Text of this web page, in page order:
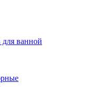
для ванной